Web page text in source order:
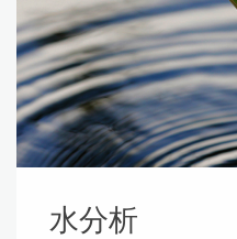
水分析